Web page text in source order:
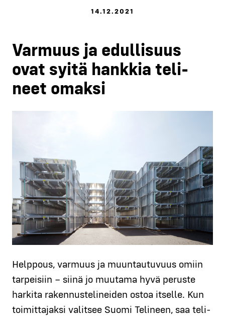
14.12.2021
Var­muus ja edul­li­suus
ovat syi­tä hank­kia teli­
neet omak­si
Help­pous, var­muus ja muun­tau­tu­vuus omiin
tar­pei­siin – sii­nä jo muu­ta­ma hyvä perus­te
har­ki­ta raken­nus­te­li­nei­den ostoa itsel­le. Kun
toi­mit­ta­jak­si valit­see Suo­mi Teli­neen, saa teli­